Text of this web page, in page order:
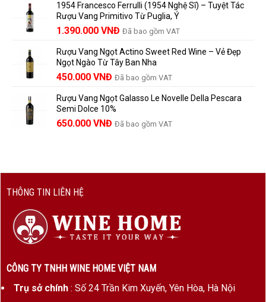
vang
nên
biết
Thành
là:
495.000 VNĐ.
tại
là:
450.000 VNĐ.
1954 Francesco Ferrulli (1954 Nghệ Sĩ) – Tuyệt Tác
Rượu Vang Primitivo Từ Puglia, Ý
Giá
là:
1.529.000 VNĐ.
1.390.000 VNĐ Giá
tại
là:
1.390.000 VNĐ.
Đã bao gồm VAT
Rượu Vang Ngọt Actino Sweet Red Wine – Vẻ Đẹp
Ngọt Ngào Từ Tây Ban Nha
450.000 VNĐ Đã bao gồm VAT
Rượu Vang Ngọt Galasso Le Novelle Della Pescara
Semi Dolce 10%
650.000 VNĐ Đã bao gồm VAT
THÔNG TIN LIÊN HỆ
CÔNG TY TNHH WINE HOME VIỆT NAM
Trụ sở chính: Số 24 Trần Kim Xuyến, Yên Hòa, Hà Nội